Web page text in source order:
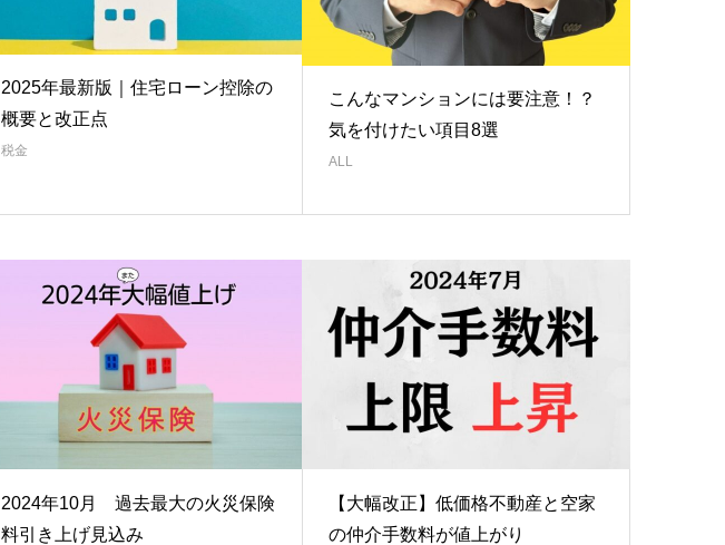
2025年最新版｜住宅ローン控除の
概要と改正点
税金
こんなマンションには要注意！？
気を付けたい項目8選
ALL
2024年10月 過去最大の火災保険
料引き上げ見込み
【大幅改正】低価格不動産と空家
の仲介手数料が値上がり